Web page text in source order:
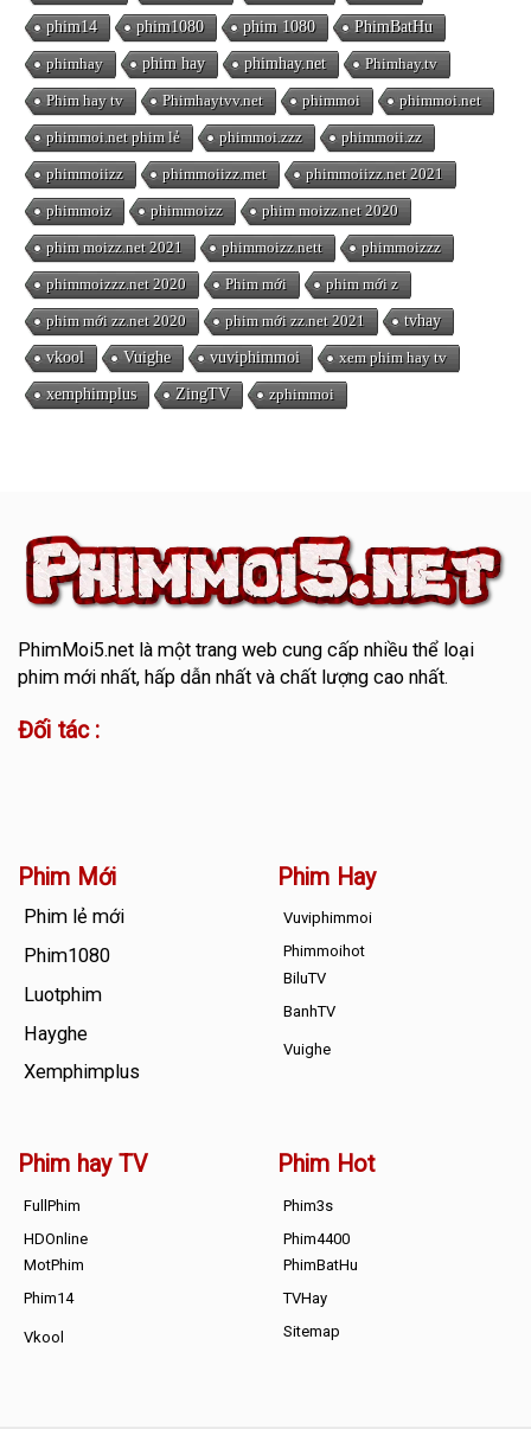
phim14 phim1080 phim 1080 PhimBatHu
phimhay phim hay phimhay.net Phimhay.tv
Phim hay tv Phimhaytvv.net phimmoi phimmoi.net
phimmoi.net phim lẻ phimmoi.zzz phimmoii.zz
phimmoiizz phimmoiizz.met phimmoiizz.net 2021
phimmoiz phimmoizz phim moizz.net 2020
phim moizz.net 2021 phimmoizz.nett phimmoizzz
phimmoizzz.net 2020 Phim mới phim mới z
phim mới zz.net 2020 phim mới zz.net 2021 tvhay
vkool Vuighe vuviphimmoi xem phim hay tv
xemphimplus ZingTV zphimmoi
PhimMoi5.netlà một trang web cung cấp nhiều thể loại
phim mới nhất, hấp dẫn nhất và chất lượng cao nhất.
Đối tác :
Phim Mới
Phim lẻ mới
Phim1080
Luotphim
Hayghe
Xemphimplus
Phim Hay
Vuviphimmoi
Phimmoihot
BiluTV
BanhTV
Vuighe
Phim hay TV
FullPhim
HDOnline
MotPhim
Phim14
Vkool
Phim Hot
Phim3s
Phim4400
PhimBatHu
TVHay
Sitemap